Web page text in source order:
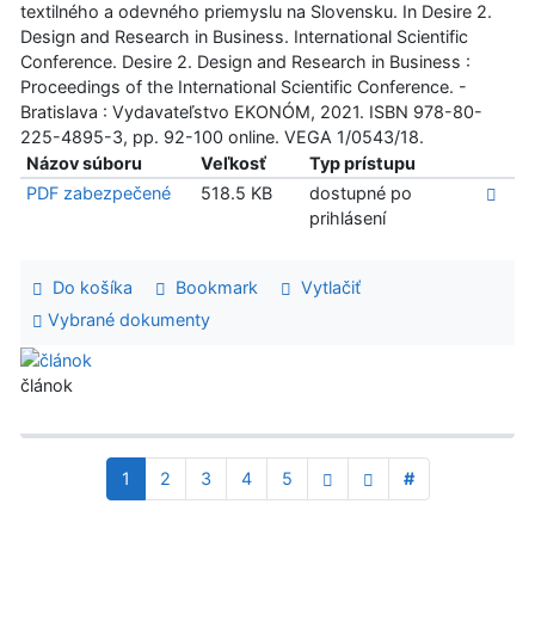
textilného a odevného priemyslu na Slovensku. In Desire 2.
Design and Research in Business. International Scientific
Conference. Desire 2. Design and Research in Business :
Proceedings of the International Scientific Conference. -
Bratislava : Vydavateľstvo EKONÓM, 2021. ISBN 978-80-
225-4895-3, pp. 92-100 online. VEGA 1/0543/18.
Názov súboru
Veľkosť
Typ prístupu
PDF zabezpečené
518.5 KB
dostupné po
prihlásení
Do košíka Bookmark
Vytlačiť
Vybrané dokumenty
článok
1 2 3 4 5 #